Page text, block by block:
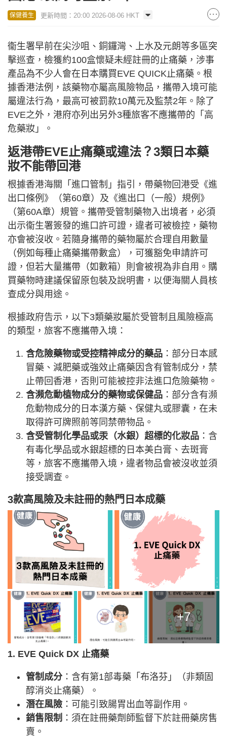
保健養生 更新時間：20:00 2026-08-06 HKT
衞生署早前在尖沙咀、銅鑼灣、上水及元朗等多區突
擊巡查，檢獲約100盒懷疑未經註冊的止痛藥，涉事
產品為不少人會在日本購買EVE QUICK止痛藥。根
據香港法例，該藥物亦屬高風險物品，攜帶入境可能
屬違法行為，最高可被罰款10萬元及監禁2年。除了
EVE之外，港府亦列出另外3種旅客不應攜帶的「高
危藥妝」。
返港帶EVE止痛藥或違法？3類日本藥
妝不能帶回港
根據香港海關「進口管制」指引，帶藥物回港受《進
出口條例》（第60章）及《進出口（一般）規例》
（第60A章）規管。攜帶受管制藥物入出境者，必須
出示衞生署簽發的進口許可證，違者可被檢控，藥物
亦會被沒收。若隨身攜帶的藥物屬於合理自用數量
（例如每種止痛藥攜帶數盒），可獲豁免申請許可
證，但若大量攜帶（如數箱）則會被視為非自用。購
買藥物時建議保留原包裝及說明書，以便海關人員核
查成分與用途。
根據政府告示，以下3類藥妝屬於受管制且風險極高
的類型，旅客不應攜帶入境：
含危險藥物或受控精神成分的藥品 ：部分日本感
冒藥、減肥藥或強效止痛藥因含有管制成分，禁
止帶回香港，否則可能被控非法進口危險藥物。
含瀕危動植物成分的藥物或保健品 ：部分含有瀕
危動物成分的日本漢方藥、保健丸或膠囊，在未
取得許可牌照前等同禁帶物品。
含受管制化學品或汞（水銀）超標的化妝品 ：含
有毒化學品或水銀超標的日本美白膏、去斑膏
等，旅客不應攜帶入境，違者物品會被沒收並須
接受調查。
3款高風險及未註冊的熱門日本成藥
+7
1. EVE Quick DX 止痛藥
管制成分 ：含有第1部毒藥「布洛芬」（非類固
醇消炎止痛藥）。
潛在風險 ：可能引致腸胃出血等副作用。
銷售限制 ：須在註冊藥劑師監督下於註冊藥房售
賣。